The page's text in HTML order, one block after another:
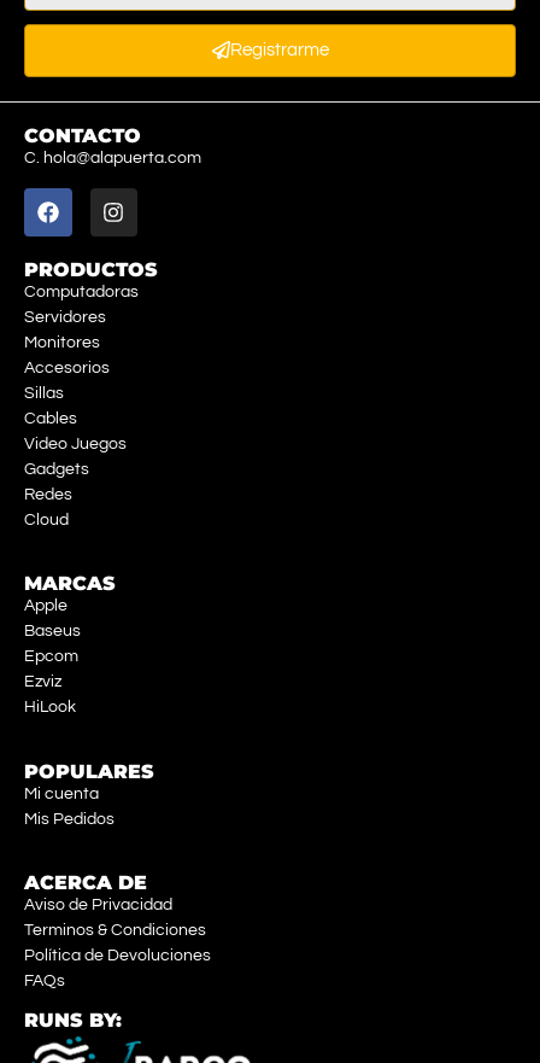
Registrarme
CONTACTO
C. hola@alapuerta.com
PRODUCTOS
Computadoras
Servidores
Monitores
Accesorios
Sillas
Cables
Video Juegos
Gadgets
Redes
Cloud
MARCAS
Apple
Baseus
Epcom
Ezviz
HiLook
POPULARES
Mi cuenta
Mis Pedidos
ACERCA DE
Aviso de Privacidad
Terminos & Condiciones
Política de Devoluciones
FAQs
RUNS BY: